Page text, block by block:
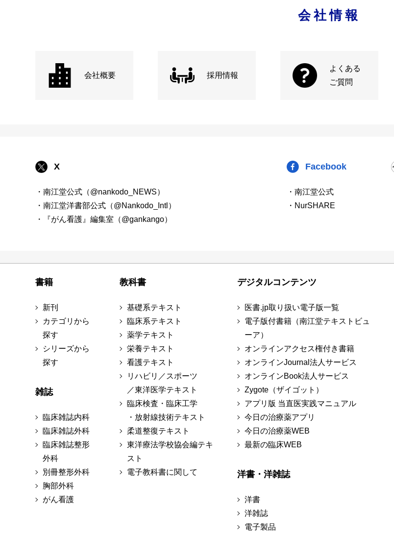
会社情報
会社概要 採用情報
よくある
ご質問
X
・南江堂公式（@nankodo_NEWS）
・南江堂洋書部公式（@Nankodo_Intl）
・『がん看護』編集室（@gankango）
Facebook
・南江堂公式
・NurSHARE
書籍
新刊
カテゴリから
探す
シリーズから
探す
雑誌
臨床雑誌内科
臨床雑誌外科
臨床雑誌整形
外科
別冊整形外科
胸部外科
がん看護
教科書
基礎系テキスト
臨床系テキスト
薬学テキスト
栄養テキスト
看護テキスト
リハビリ／スポーツ
／東洋医学テキスト
臨床検査・臨床工学
・放射線技術テキスト
柔道整復テキスト
東洋療法学校協会編テキ
スト
電子教科書に関して
デジタルコンテンツ
医書.jp取り扱い電子版一覧
電子版付書籍（南江堂テキストビュ
ーア）
オンラインアクセス権付き書籍
オンラインJournal法人サービス
オンラインBook法人サービス
Zygote（ザイゴット）
アプリ版 当直医実践マニュアル
今日の治療薬アプリ
今日の治療薬WEB
最新の臨床WEB
洋書・洋雑誌
洋書
洋雑誌
電子製品